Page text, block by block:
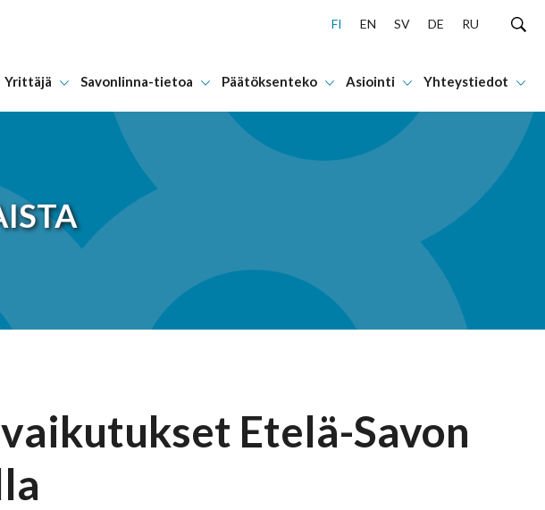
sisältöön
FI EN SV DE RU
Yrittäjä Savonlinna-tietoa Päätöksenteko Asiointi Yhteystiedot
Etelä-Savon